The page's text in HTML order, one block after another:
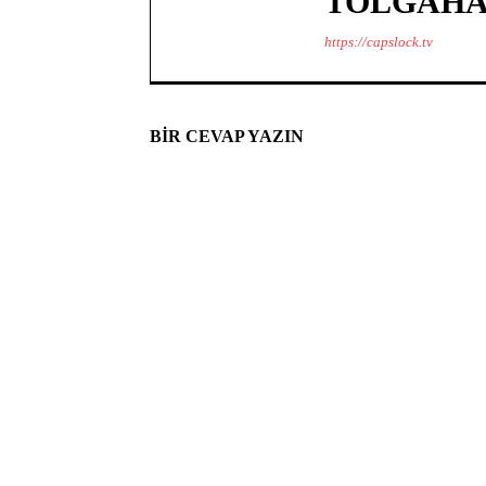
https://capslock.tv
BIR CEVAP YAZIN